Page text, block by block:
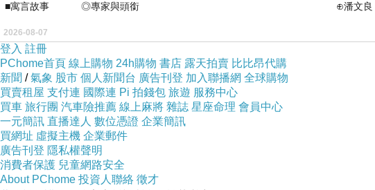
■寓言故事 ◎專家與頭銜 ⊕潘文良 在「新
2026-08-07
登入 註冊
PChome首頁 線上購物 24h購物 書店 露天拍賣 比比昂代購
新聞 /氣象 股市 個人新聞台 廣告刊登 加入聯播網 全球購物
買賣租屋 支付連 國際連 Pi 拍錢包 旅遊 服務中心
買車 旅行團 汽車險推薦 線上麻將 雜誌 星座命理 會員中心
一元簡訊 直播達人 數位憑證 企業簡訊
買網址 虛擬主機 企業郵件
廣告刊登 隱私權聲明
消費者保護 兒童網路安全
About PChome 投資人聯絡 徵才